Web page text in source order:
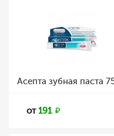
Асепта зубная паста
от191